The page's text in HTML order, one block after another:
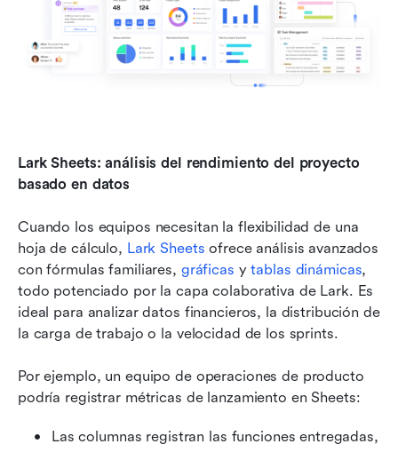
Lark Sheets: análisis del rendimiento del proyecto
basado en datos
Cuando los equipos necesitan la flexibilidad de una
hoja de cálculo, Lark Sheets ofrece análisis avanzados
con fórmulas familiares, gráficas y tablas dinámicas,
todo potenciado por la capa colaborativa de Lark. Es
ideal para analizar datos financieros, la distribución de
la carga de trabajo o la velocidad de los sprints.
Por ejemplo, un equipo de operaciones de producto
podría registrar métricas de lanzamiento en Sheets:
Las columnas registran las funciones entregadas,